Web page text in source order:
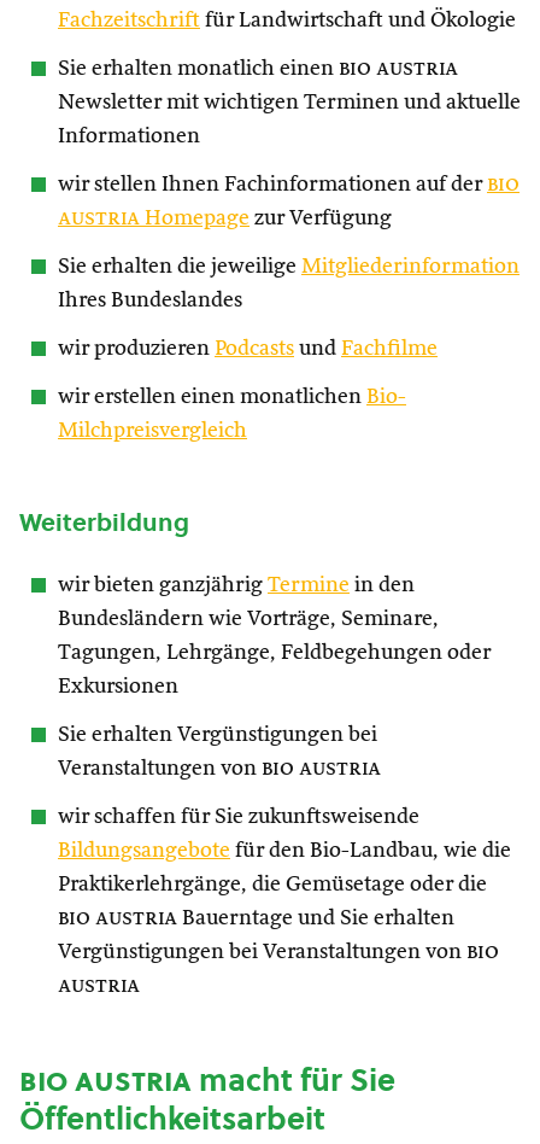
Fachzeitschrift für Landwirtschaft und Ökologie
Sie erhalten monatlich einen bio austria
Newsletter mit wichtigen Terminen und aktuelle
Informationen
wir stellen Ihnen Fachinformationen auf der bio
austria Homepage zur Verfügung
Sie erhalten die jeweilige Mitgliederinformation
Ihres Bundeslandes
wir produzieren Podcasts und Fachfilme
wir erstellen einen monatlichen Bio-
Milchpreisvergleich
Weiterbildung
wir bieten ganzjährig Termine in den
Bundesländern wie Vorträge, Seminare,
Tagungen, Lehrgänge, Feldbegehungen oder
Exkursionen
Sie erhalten Vergünstigungen bei
Veranstaltungen von bio austria
wir schaffen für Sie zukunftsweisende
Bildungsangebote für den Bio-Landbau, wie die
Praktikerlehrgänge, die Gemüsetage oder die
bio austria Bauerntage und Sie erhalten
Vergünstigungen bei Veranstaltungen von bio
austria
bio austriamacht für Sie
Öffentlichkeitsarbeit